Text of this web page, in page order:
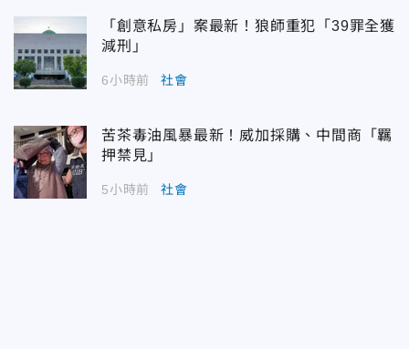
「創意私房」案最新！狼師重犯「39罪全獲
減刑」
6小時前 社會
苦茶毒油風暴最新！威加採購、中間商「羈
押禁見」
5小時前 社會